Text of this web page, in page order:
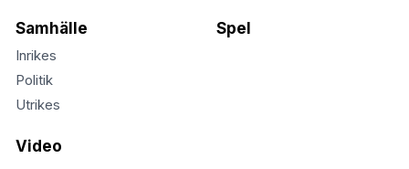
Samhälle
Inrikes
Politik
Utrikes
Spel
Video